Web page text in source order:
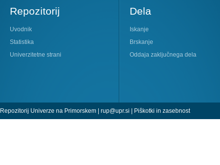
Repozitorij
Uvodnik
Statistika
Univerzitetne strani
Dela
Iskanje
Brskanje
Oddaja zaključnega dela
Repozitorij Univerze na Primorskem | rup@upr.si Piškotki in zasebnost